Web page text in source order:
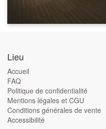
Lieu
Accueil
FAQ
Politique de confidentialité
Mentions légales et CGU
Conditions générales de vente
Accessibilité